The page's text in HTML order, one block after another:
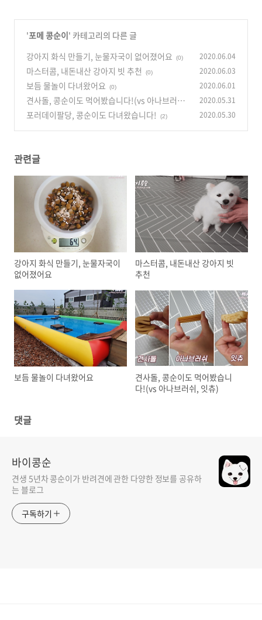
'포메 콩순이' 카테고리의 다른 글
강아지 화식 만들기, 눈물자국이 없어졌어요
(0) 2020.06.04
마스터콤, 내돈내산 강아지 빗 추천 (0) 2020.06.03
보듬 물놀이 다녀왔어요 (0) 2020.06.01
견사돌, 콩순이도 먹어봤습니다!(vs 아나브러쉬,
잇츄)
(0)
2020.05.31
포러데이팔당, 콩순이도 다녀왔습니다! (2) 2020.05.30
관련글
강아지 화식 만들기, 눈물자국이
없어졌어요
마스터콤, 내돈내산 강아지 빗
추천
보듬 물놀이 다녀왔어요
견사돌, 콩순이도 먹어봤습니
다!(vs 아나브러쉬, 잇츄)
댓글
바이콩순
견생 5년차 콩순이가 반려견에 관한 다양한 정보를 공유하
는 블로그
구독하기